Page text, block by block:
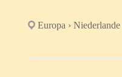
Europa ›